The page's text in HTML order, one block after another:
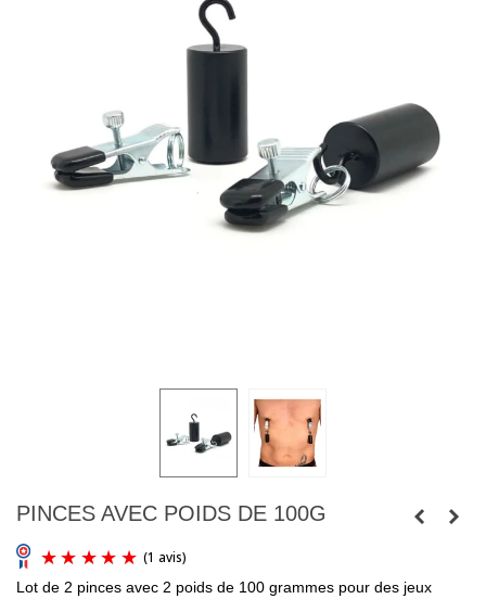
PINCES AVEC POIDS DE 100G
Lot de 2 pinces avec 2 poids de 100 grammes pour des jeux